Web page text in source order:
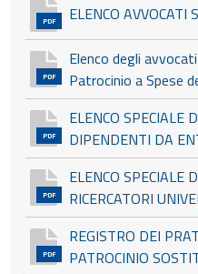
PDF ELENCO AVVOCATI
PDF
Elenco degli
Patrocinio a Spese
PDF
ELENCO SPECIALE
DIPENDENTI DA
PDF
ELENCO SPECIALE
RICERCATORI
PDF
REGISTRO DEI
PATROCINIO